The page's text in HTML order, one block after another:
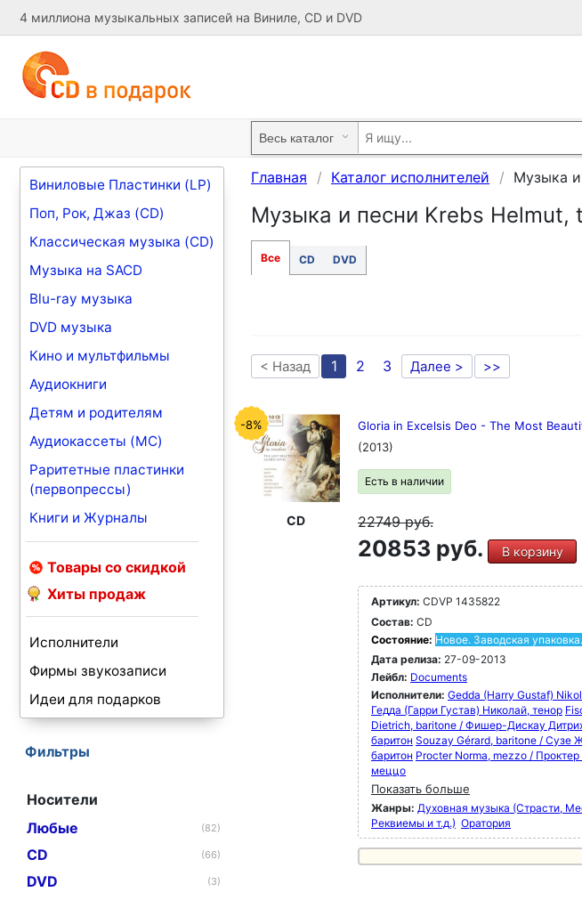
4 миллиона музыкальных записей на Виниле, CD и DVD
Виниловые Пластинки (LP)
Поп, Рок, Джаз (CD)
Классическая музыка (CD)
Музыка на SACD
Blu-ray музыка
DVD музыка
Кино и мультфильмы
Аудиокниги
Детям и родителям
Аудиокассеты (MC)
Раритетные пластинки
(первопрессы)
Книги и Журналы
Товары со скидкой
Хиты продаж
Исполнители
Фирмы звукозаписи
Идеи для подарков
Фильтры
Носители
Любые
(82)
CD (66)
DVD (3)
Главная Каталог исполнителей Музыка
Музыка и песни Krebs Helmut,
Все CD DVD
< Назад 1 2 3 Далее > >>
-8%
CD
Gloria in Excelsis Deo - The Most
(2013)
Есть в наличии
22749руб.
20853 руб. В корзину
Артикул: CDVP 1435822
Состав: CD
Состояние: Новое. Заводская упаковка.
Дата релиза: 27-09-2013
Лейбл: Documents
Исполнители: Gedda (Harry Gustaf)
Гедда (Гарри Густав) Николай, тенор
Dietrich, baritone / Фишер-Дискау
баритон Souzay Gérard, baritone / Сузе
баритон Procter Norma, mezzo /
меццо
Показать больше
Жанры: Духовная музыка (Страсти,
Реквиемы и т.д.) Оратория